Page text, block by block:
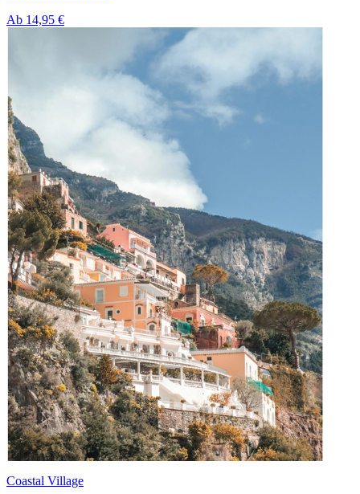
Ab 14,95 €
Coastal Village